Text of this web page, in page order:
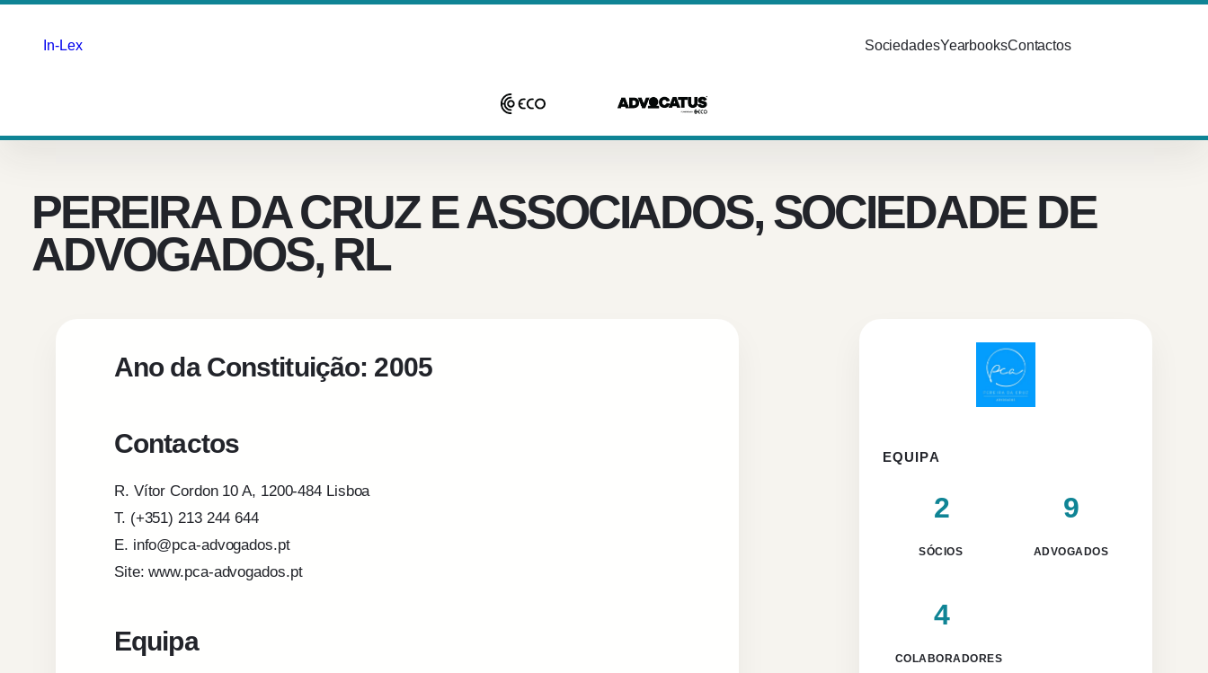
conteúdo
In-Lex SociedadesYearbooksContactos
PEREIRA DA CRUZ E ASSOCIADOS, SOCIEDADE DE
ADVOGADOS, RL
Ano da Constituição: 2005
Contactos
R. Vítor Cordon 10 A, 1200-484 Lisboa
T. (+351) 213 244 644
E. info@pca-advogados.pt
Site: www.pca-advogados.pt
Equipa
EQUIPA
2
SÓCIOS
9
ADVOGADOS
4
COLABORADORES